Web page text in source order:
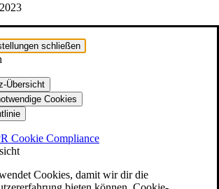
schließen
Übersicht
Cookies
Cookie Compliance
Cookies, damit wir dir die